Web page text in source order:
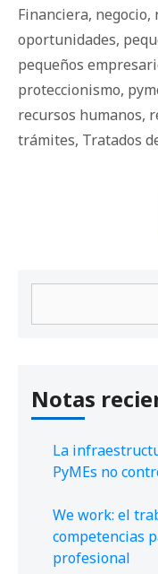
Financiera, negocio,
oportunidades,
pequeños
proteccionismo,
recursos humanos,
trámites, Tratados
Notas
La
PyMEs no
We work: el
competencias
profesional